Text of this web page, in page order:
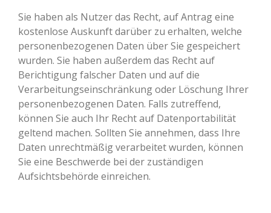
Sie haben als Nutzer das Recht, auf Antrag eine
kostenlose Auskunft darüber zu erhalten, welche
personenbezogenen Daten über Sie gespeichert
wurden. Sie haben außerdem das Recht auf
Berichtigung falscher Daten und auf die
Verarbeitungseinschränkung oder Löschung Ihrer
personenbezogenen Daten. Falls zutreffend,
können Sie auch Ihr Recht auf Datenportabilität
geltend machen. Sollten Sie annehmen, dass Ihre
Daten unrechtmäßig verarbeitet wurden, können
Sie eine Beschwerde bei der zuständigen
Aufsichtsbehörde einreichen.